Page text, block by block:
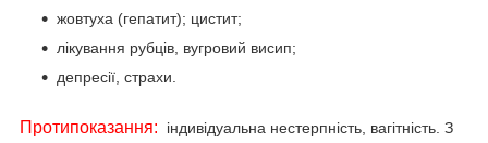
жовтуха (гепатит); цистит;
лікування рубців, вугровий висип;
депресії, страхи.
Протипоказання:
індивідуальна нестерпність, вагітність. З